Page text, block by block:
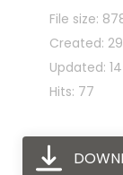
File size:
Created:
Updated:
Hits: 77